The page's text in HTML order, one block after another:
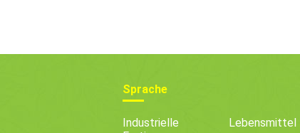
Sprache
Industrielle
Lebensmittel